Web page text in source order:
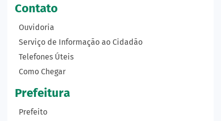
Contato
Ouvidoria
Serviço de Informação ao Cidadão
Telefones Úteis
Como Chegar
Prefeitura
Prefeito